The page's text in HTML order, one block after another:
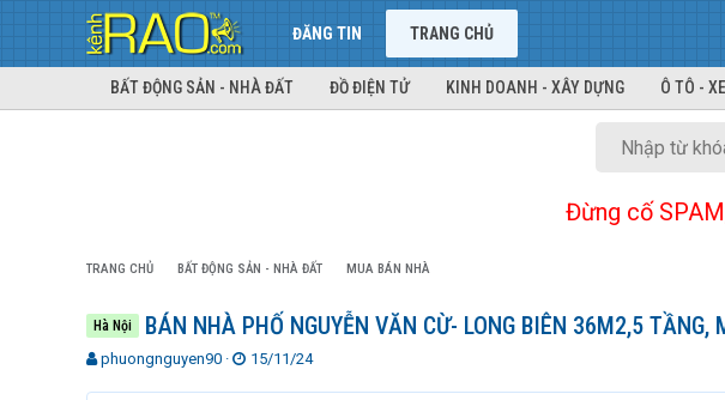
ĐĂNG TIN TRANG CHỦ
BẤT ĐỘNG SẢN - NHÀ ĐẤT ĐỒ ĐIỆN TỬ KINH DOANH - XÂY DỰNG Ô TÔ -
Đừng cố
TRANG CHỦ BẤT ĐỘNG SẢN - NHÀ ĐẤT MUA BÁN NHÀ
Hà Nội BÁN NHÀ PHỐ NGUYỄN VĂN CỪ- LONG BIÊN 36M2,5
T
phuongnguyen90
N15/11/24